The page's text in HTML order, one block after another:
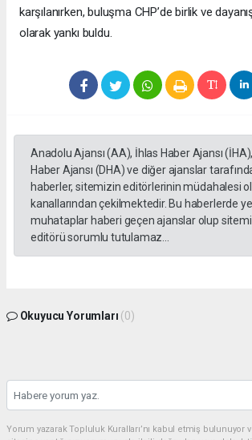
karşılanırken, buluşma CHP’de birlik ve
olarak yankı buldu.
Anadolu Ajansı (AA), İhlas Haber Ajansı
Haber Ajansı (DHA) ve diğer ajanslar
haberler, sitemizin editörlerinin müdahalesi
kanallarından çekilmektedir. Bu haberlerde
muhataplar haberi geçen ajanslar olup
editörü sorumlu tutulamaz...
Okuyucu Yorumları (0)
Yorum yazarak Topluluk Kuralları’nı kabul etmiş bulunuyor